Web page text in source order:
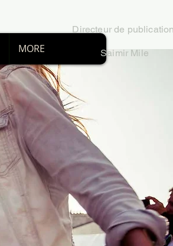
MORE
Directeurde
Saimir Mile